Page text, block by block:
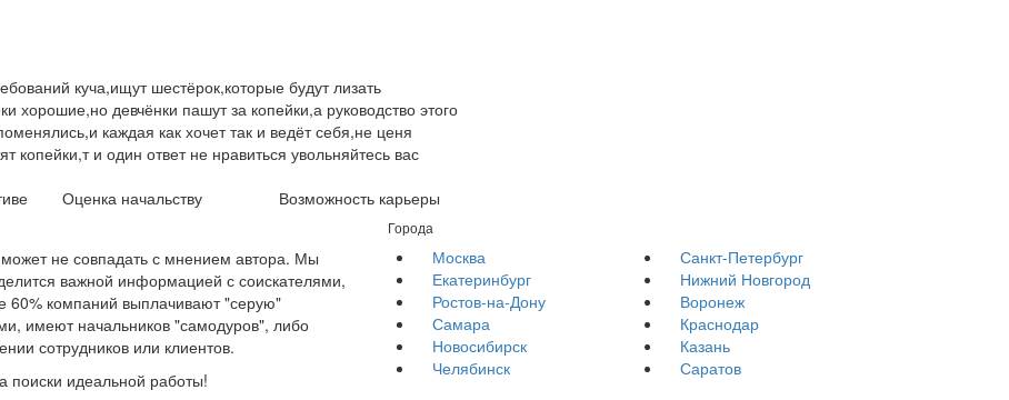
куча,ищут шестёрок,которые будут лизать
хорошие,но девчёнки пашут за копейки,а руководство этого
каждая как хочет так и ведёт себя,не ценя
и один ответ не нравиться увольняйтесь вас
Оценка начальству Возможность карьеры
не совпадать с мнением автора. Мы
важной информацией с соискателями,
60% компаний выплачивают "серую"
имеют начальников "самодуров", либо
сотрудников или клиентов.
идеальной работы!
Города
Москва
Санкт-Петербург
Екатеринбург
Нижний Новгород
Ростов-на-Дону
Воронеж
Самара
Краснодар
Новосибирск
Казань
Челябинск
Саратов